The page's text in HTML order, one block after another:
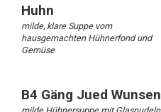
Huhn
milde, klare Suppe vom
hausgemachten Hühnerfond und
Gemüse
B4 Gäng Jued Wunsen
milde Hühnersuppe mit